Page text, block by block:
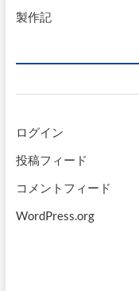
製作記
ログイン
投稿フィード
コメントフィード
WordPress.org